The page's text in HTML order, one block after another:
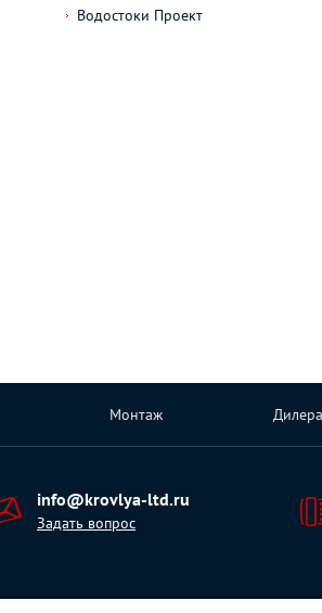
Водостоки Проект
Монтаж
info@krovlya-ltd.ru
Задать вопрос